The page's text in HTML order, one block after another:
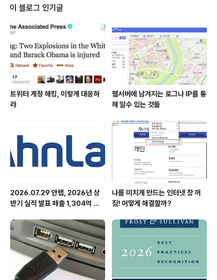
이 늘고 있습니다. 제가 중고등학교에 다닐 적만해도 대학
에 들어가는 것에만 신경을 썼지, 내가 하고 싶은 일에 대해
서 관심을 가지고 커뮤니티 활동이나 회사견학은 해보지
않았던것 같습니다. 신청서를 받아보면, '보안전문가'라는
호기심을 가진 친구들도 있지만, 해박한 지식을 가지고 있
는 친구들도 많이 있습니다. 보안 관련 커뮤..
이 블로그 인기글
트위터 계정 해킹, 이렇게 대응하
라
웹서버에 남겨지는 로그나 IP를 통
해 알수 있는 것들
2026.07.29 안랩, 2026년 상
반기 실적 발표 매출 1,304억 원,
나를 미치게 만드는 인터넷 창 꺼
짐! 어떻게 해결할까?